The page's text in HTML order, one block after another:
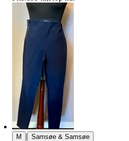
M | Samsøe & Samsøe